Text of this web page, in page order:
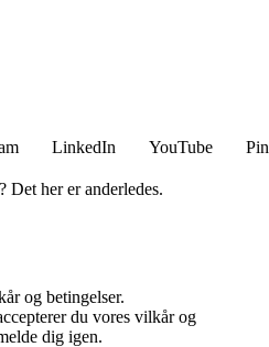
LinkedIn YouTube
her er anderledes.
og betingelser.
du vores vilkår og
dig igen.